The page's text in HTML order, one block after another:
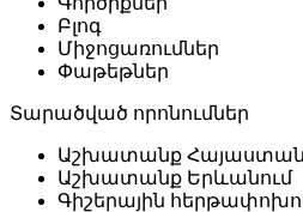
Բլոգ
Միջոցառումներ
Փաթեթներ
Տարածված որոնումներ
Աշխատանք
Աշխատանք Երևանում
Գիշերային